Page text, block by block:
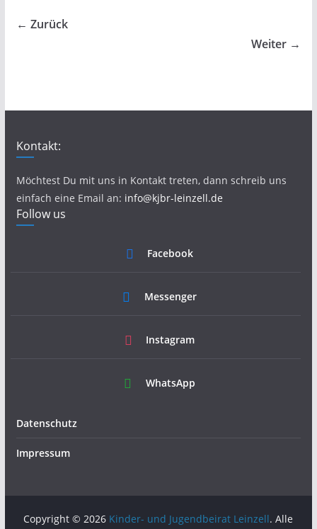
← Zurück
Weiter →
Kontakt:
Möchtest Du mit uns in Kontakt treten, dann schreib uns
einfach eine Email an: info@kjbr-leinzell.de
Follow us
Facebook
Messenger
Instagram
WhatsApp
Datenschutz
Impressum
Copyright © 2026 Kinder- und Jugendbeirat Leinzell. Alle